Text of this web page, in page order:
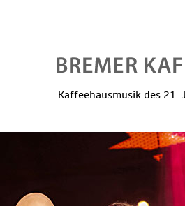
Kaffeehausmusik des 21.